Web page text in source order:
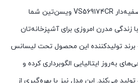
با خرید شیر ظرفشویی تصفیه‌دار VS569174CR ویسن‌تین شما
زندگی مدرن امروزی برای آشپزخانه‌تان
برند تولیدکننده این محصول تحت لیسانس
به‌روز ایتالیایی الگوبرداری کرده و
می‌کند. این مدل نیز با بهره‌گیری از